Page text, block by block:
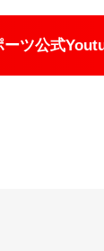
ーツ公式